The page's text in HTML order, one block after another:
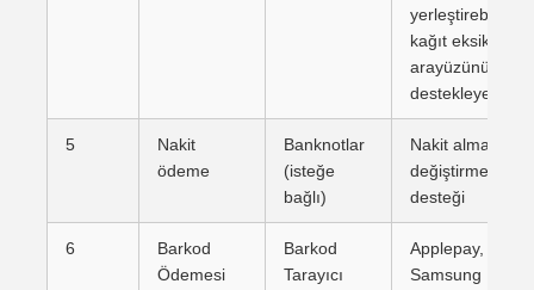
yerleştirebilir,
kağıt eksik
arayüzünü
destekleyebilir.
5
Nakit
ödeme
Banknotlar
(isteğe
bağlı)
Nakit alma ve
değiştirme
desteği
6
Barkod
Ödemesi
Barkod
Tarayıcı
Applepay,
Samsung Pay,